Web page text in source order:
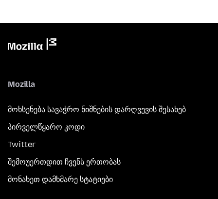
Mozilla
მოხსენება სავაჭრო ნიშნების დარღვევის შესახებ
პირველწყარო კოდი
Twitter
შემოუერთდით ჩვენს ერთობას
მონახეთ დამხმარე სტატიები